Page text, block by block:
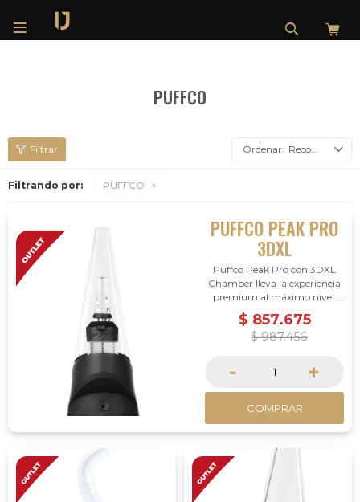

PUFFCO
Recomendados
Filtrando por: PUFFCO
PUFFCO PEAK PRO
3DXL
Puffco Peak Pro con 3DXL
Chamber lleva la experiencia
premium al máximo nivel.
Mayor rendimiento,
tecnología avanzada y
configuración superior para
$ 857.675
$ 987.456
- +
COMPRAR